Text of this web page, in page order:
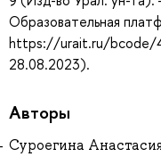
Образовательная
https://urait.ru/bcode/
28.08.2023).
Авторы
Суроегина